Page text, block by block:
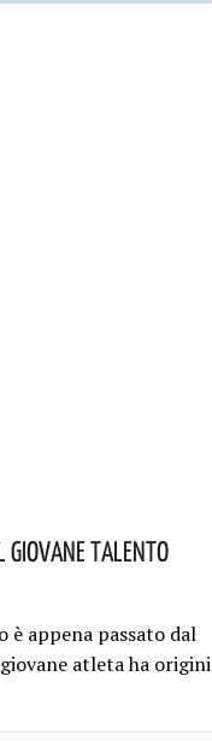
Talento
appena passato dal
atleta ha origini